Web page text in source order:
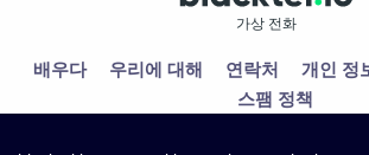
가상 전화
배우다 우리에 대해 연락처 개인 정
스팸 정책